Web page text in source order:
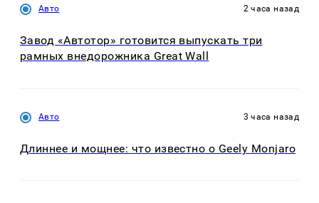
Авто 2 часа назад
Завод «Автотор» готовится выпускать три
рамных внедорожника Great Wall
Авто 3 часа назад
Длиннее и мощнее: что известно о Geely Monjaro